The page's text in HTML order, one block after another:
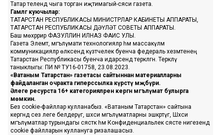
Татар телендә чыга торган иҗтимагый-сәяси газета.
Гамәлгә куючылар:
ТАТАРСТАН РЕСПУБЛИКАСЫ МИНИСТРЛАР КАБИНЕТЫ АППАРАТЫ,
ТАТАРСТАН РЕСПУБЛИКАСЫ ДӘҮЛӘТ СОВЕТЫ АППАРАТЫ.
Баш мөхәррир ФАЗУЛЛИН ИЛНАЗ ФАИС УЛЫ.
Газета Элемтә, мәгълүмати технологияләр һәм массакүләм
коммуникацияләр өлкәсендә күзәтчелек буенча федераль хезмәтенең
Татарстан Республикасы буенча идарәсендә теркәлгән. Теркәлү
таныклыгы: ПИ № ТУ16-01758, 23.08.2023.
«Ватаным Татарстан» газетасы сайтыннан материалларны
файдаланган очракта гиперссылка күрсәтү мәҗбүри.
Әлеге ресурста 16+ категорияләренә кергән мәгълүмат булырга
мөмкин.
Без cookie-файллар кулланабыз. «Ватаным Татарстан» сайтына
кергәндә сез әлеге белдерүгә, шәхси мәгълүматларны эшкәртүгә, Шәхси
мәгълүматлар турындагы сәясәткә һәм Конфиденциальлек сәясәте нигезендә
cookie файлларын куллануга ризалашасыз.